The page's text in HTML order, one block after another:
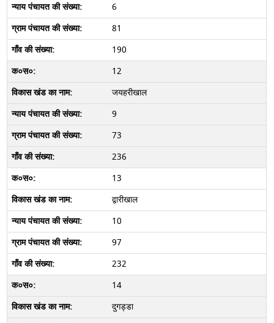
6
81
190
12
जयहरीखाल
9
73
236
13
द्वारीखाल
10
97
232
14
दुगड्डा